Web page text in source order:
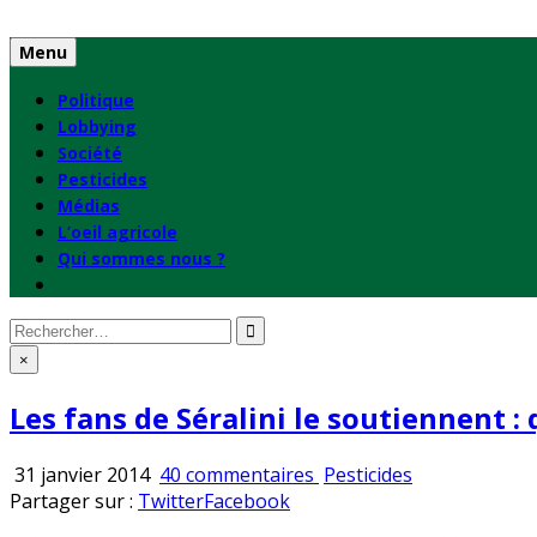
to
content
Menu
Politique
Lobbying
Société
Pesticides
Médias
L’oeil agricole
Qui sommes nous ?
Rechercher
: ×
Les fans de Séralini le soutiennent :
31 janvier 2014 40 commentaires sur
Publié
Pesticides
Partager sur : TwitterFacebook